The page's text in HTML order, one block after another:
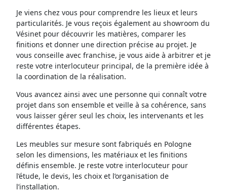
Je viens chez vous pour comprendre les lieux et leurs
particularités. Je vous reçois également au showroom du
Vésinet pour découvrir les matières, comparer les
finitions et donner une direction précise au projet. Je
vous conseille avec franchise, je vous aide à arbitrer et je
reste votre interlocuteur principal, de la première idée à
la coordination de la réalisation.
Vous avancez ainsi avec une personne qui connaît votre
projet dans son ensemble et veille à sa cohérence, sans
vous laisser gérer seul les choix, les intervenants et les
différentes étapes.
Les meubles sur mesure sont fabriqués en Pologne
selon les dimensions, les matériaux et les finitions
définis ensemble. Je reste votre interlocuteur pour
l’étude, le devis, les choix et l’organisation de
l’installation.